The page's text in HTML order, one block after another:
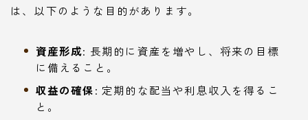
は、以下のような目的があります。
資産形成: 長期的に資産を増やし、将来の目標
に備えること。
収益の確保: 定期的な配当や利息収入を得るこ
と。